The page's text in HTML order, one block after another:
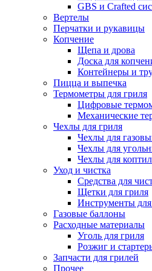
GBS и Crafted
Вертелы
Перчатки и рукавицы
Копчение
Щепа и дрова
Доска для
Контейнеры и
Пицца и выпечка
Термометры для гриля
Цифровые
Механические
Чехлы для гриля
Чехлы для
Чехлы для
Чехлы для
Уход и чистка
Средства для
Щетки для гриля
Инструменты
Газовые баллоны
Расходные материалы
Уголь для гриля
Розжиг и
Запчасти для грилей
Прочее